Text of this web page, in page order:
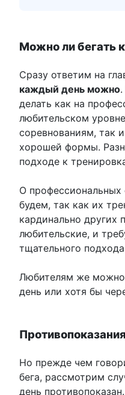
Можно ли бегать
Сразу ответим на
каждый день можно
делать как на
любительском
соревнованиям, так
хорошей формы.
подходе к
О профессиональных
будем, так как их
кардинально других
любительские, и
тщательного
Любителям же
день или хотя бы
Но прежде чем
бега, рассмотрим
день противопоказан.